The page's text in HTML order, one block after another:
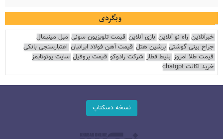
وبگردی
خبرآنلاین راه نو آنلاین بازی آنلاین قیمت تلویزیون سونی مبل مینیمال
جراح بینی گوشتی پرشین هتل قیمت آهن فولاد ایرانیان اعتبارسنجی بانکی
قیمت طلا امروز بلیط قطار شرکت رادوکو قیمت پروفیل سایت یوتوتایمز
خرید اکانت chatgpt
نسخه دسکتاپ